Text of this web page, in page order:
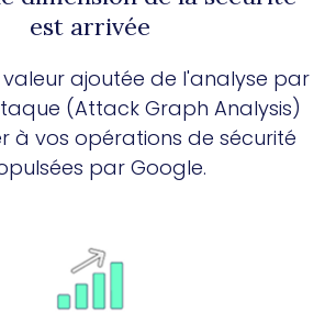
est arrivée
valeur ajoutée de l'analyse par
(Attack Graph Analysis)
à vos opérations de sécurité
par Google.